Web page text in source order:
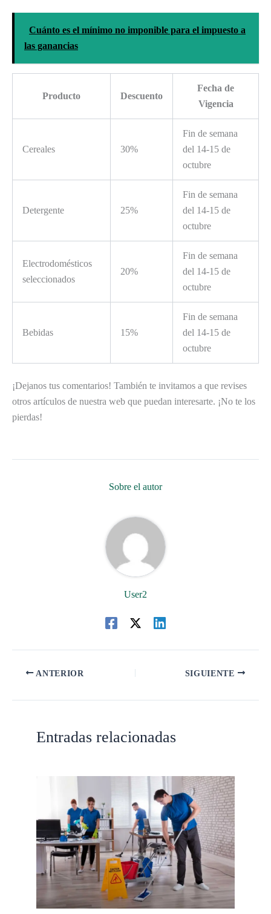
Cuánto es el mínimo no imponible para el impuesto a
las ganancias
Producto Descuento
Fecha de
Vigencia
Cereales 30%
Fin de semana
del 14-15 de
octubre
Detergente 25%
Fin de semana
del 14-15 de
octubre
Electrodomésticos
seleccionados
20%
Fin de semana
del 14-15 de
octubre
Bebidas 15%
Fin de semana
del 14-15 de
octubre
¡Dejanos tus comentarios! También te invitamos a que revises
otros artículos de nuestra web que puedan interesarte. ¡No te los
pierdas!
Sobre el autor
User2
ANTERIOR SIGUIENTE
Entradas relacionadas